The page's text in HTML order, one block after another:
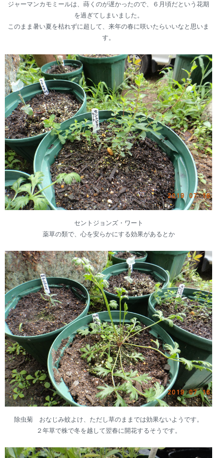
ジャーマンカモミールは、蒔くのが遅かったので、６月頃だという花期
を過ぎてしまいました。
このまま暑い夏を枯れずに超して、来年の春に咲いたらいいなと思いま
す。
セントジョンズ・ワート
薬草の類で、心を安らかにする効果があるとか
除虫菊 おなじみ蚊よけ、ただし草のままでは効果ないようです。
２年草で株で冬を越して翌春に開花するそうです。